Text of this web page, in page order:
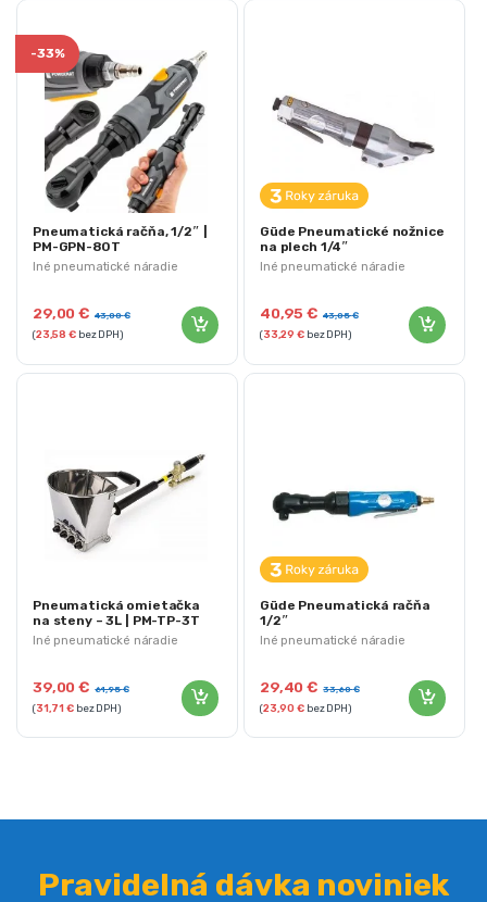
Iné pneumatické náradie
-33%
Pneumatická račňa, 1/2″ |
PM-GPN-80T
29,00€ 43,00€
(23,58€bez DPH)
Iné pneumatické náradie
Güde Pneumatické nožnice
na plech 1/4″
40,95€ 43,05€
(33,29€bez DPH)
Iné pneumatické náradie
Pneumatická omietačka
na steny – 3L | PM-TP-3T
39,00€ 61,95€
(31,71€bez DPH)
Iné pneumatické náradie
Güde Pneumatická račňa
1/2″
29,40€ 33,60€
(23,90€bez DPH)
Pravidelná dávka noviniek